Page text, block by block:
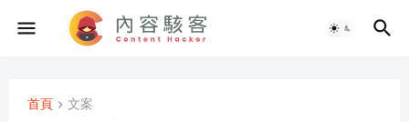
首頁 文案